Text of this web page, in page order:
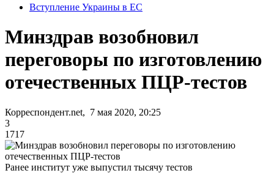
Вступление Украины в ЕС
Минздрав возобновил
переговоры по изготовлению
отечественных ПЦР-тестов
Корреспондент.net, 7 мая 2020, 20:25
3
1717
Ранее институт уже выпустил тысячу тестов